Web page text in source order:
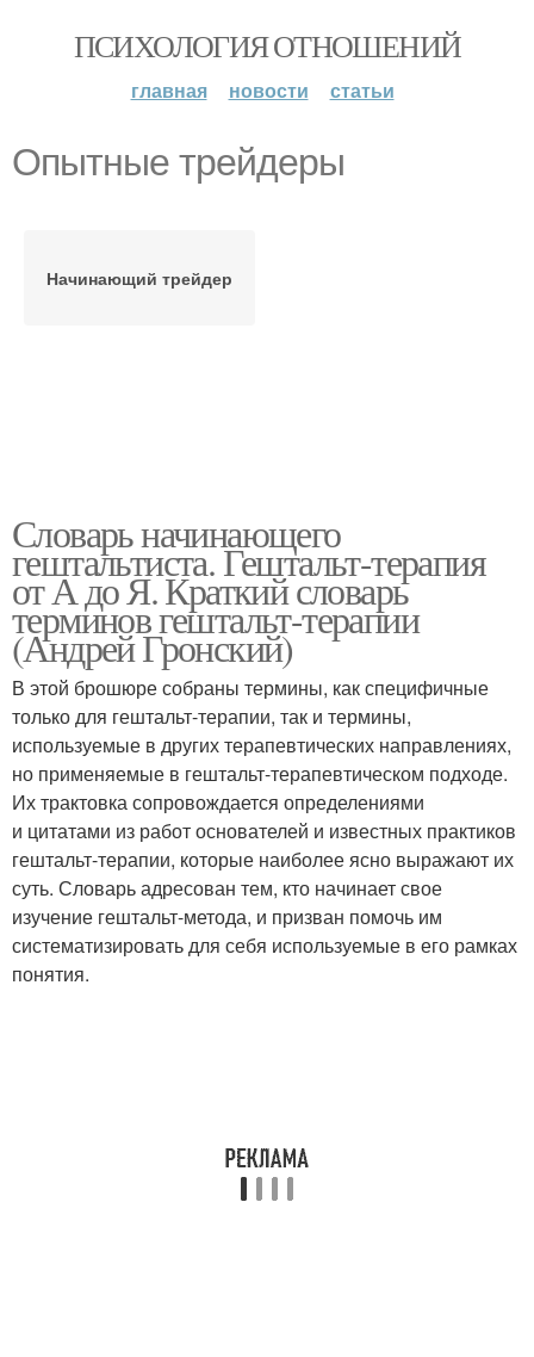
ПСИХОЛОГИЯ ОТНОШЕНИЙ
главная новости статьи
Опытные трейдеры
Начинающий трейдер
Словарь начинающего
гештальтиста. Гештальт-терапия
от А до Я. Краткий словарь
терминов гештальт-терапии
(Андрей Гронский)
В этой брошюре собраны термины, как специфичные
только для гештальт-терапии, так и термины,
используемые в других терапевтических направлениях,
но применяемые в гештальт-терапевтическом подходе.
Их трактовка сопровождается определениями
и цитатами из работ основателей и известных практиков
гештальт-терапии, которые наиболее ясно выражают их
суть. Словарь адресован тем, кто начинает свое
изучение гештальт-метода, и призван помочь им
систематизировать для себя используемые в его рамках
понятия.